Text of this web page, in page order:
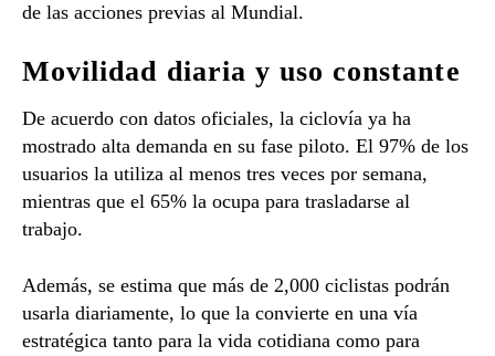
de las acciones previas al Mundial.
Movilidad diaria y uso constante
De acuerdo con datos oficiales, la ciclovía ya ha
mostrado alta demanda en su fase piloto. El 97% de los
usuarios la utiliza al menos tres veces por semana,
mientras que el 65% la ocupa para trasladarse al
trabajo.
Además, se estima que más de 2,000 ciclistas podrán
usarla diariamente, lo que la convierte en una vía
estratégica tanto para la vida cotidiana como para